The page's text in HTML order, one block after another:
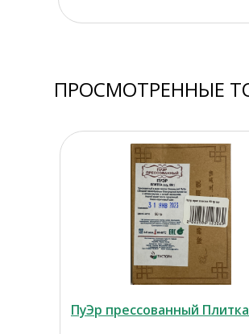
ПРОСМОТРЕННЫЕ
ПуЭр прессованный